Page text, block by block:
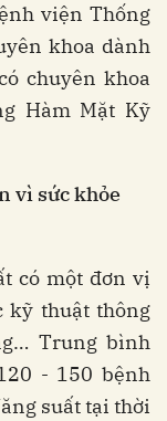
viện Thống
khoa dành
chuyên khoa
Hàm Mặt Kỹ
vì sức khỏe
có một đơn vị
kỹ thuật thông
Trung bình
- 150 bệnh
suất tại thời